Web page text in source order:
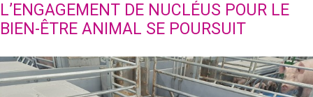
L’ENGAGEMENT DE NUCLÉUS POUR LE
BIEN-ÊTRE ANIMAL SE POURSUIT